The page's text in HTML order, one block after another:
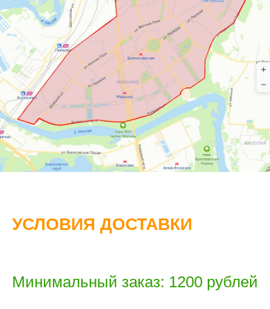
УСЛОВИЯ ДОСТАВКИ
Минимальный заказ: 1200 рублей